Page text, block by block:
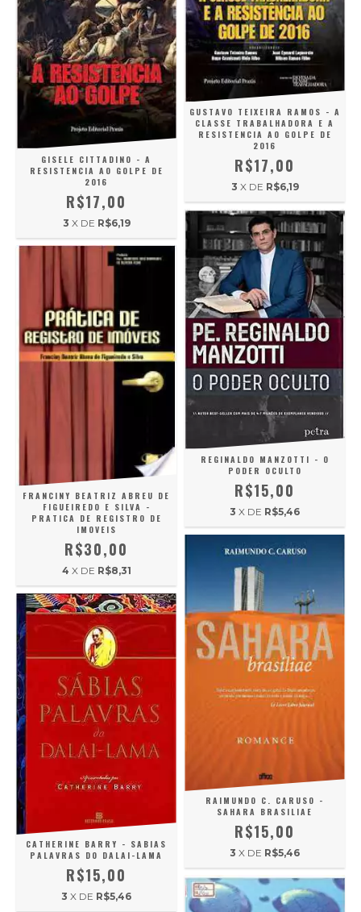
GISELE CITTADINO - A
RESISTENCIA AO GOLPE DE
2016
R$17,00
3 X DE R$6,19
GUSTAVO TEIXEIRA RAMOS - A
CLASSE TRABALHADORA E A
RESISTENCIA AO GOLPE DE
2016
R$17,00
3 X DE R$6,19
FRANCINY BEATRIZ ABREU DE
FIGUEIREDO E SILVA -
PRATICA DE REGISTRO DE
IMOVEIS
R$30,00
4 X DE R$8,31
REGINALDO MANZOTTI - O
PODER OCULTO
R$15,00
3 X DE R$5,46
CATHERINE BARRY - SABIAS
PALAVRAS DO DALAI-LAMA
R$15,00
3 X DE R$5,46
RAIMUNDO C. CARUSO -
SAHARA BRASILIAE
R$15,00
3 X DE R$5,46